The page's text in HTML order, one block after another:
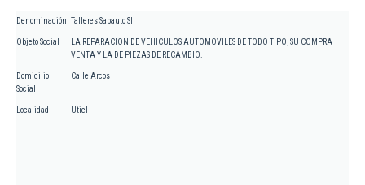
Denominación Talleres Sabauto Sl
Objeto Social
LA REPARACION DE VEHICULOS AUTOMOVILES DE TODO TIPO, SU COMPRA
VENTA Y LA DE PIEZAS DE RECAMBIO.
Domicilio
Social
Calle Arcos
Localidad Utiel